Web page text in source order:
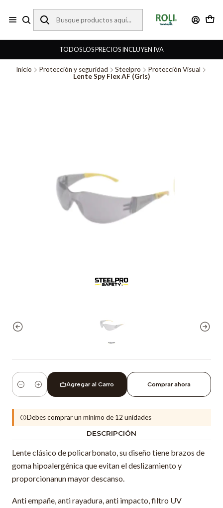
TODOS LOS PRECIOS INCLUYEN IVA
Inicio Protección y seguridad Steelpro
Protección Visual
Lente Spy Flex AF (Gris)
Cantidad
Agregar al Carro Comprar ahora
Debes comprar un mínimo de 12 unidades
DESCRIPCIÓN
Lente clásico de policarbonato, su diseño tiene brazos de
goma hipoalergénica que evitan el deslizamiento y
proporcionanun mayor descanso.
Anti empañe, anti rayadura, anti impacto, filtro UV